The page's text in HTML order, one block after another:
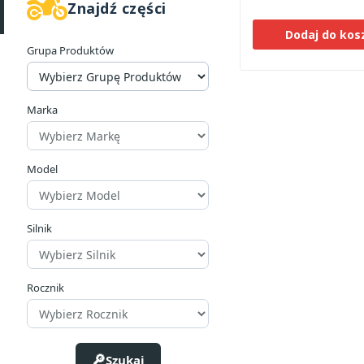
Znajdź części
Grupa Produktów
Marka
Model
Silnik
Rocznik
Szukaj
Dodaj do